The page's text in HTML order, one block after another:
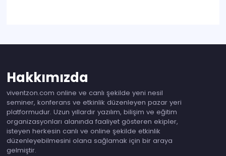
Hakkımızda
viventzon.com online ve canlı şekilde yeni nesil
seminer, konferans ve etkinlik düzenleyen pazar yeri
platformudur. Uzun yıllardır yazılım, bilişim ve eğitim
organizasyonları alanında faaliyet gösteren ekipler,
isteyen herkesin canlı ve online şekilde etkinlik
düzenleyebilmesini olana sağlamak için bir araya
gelmiştir.